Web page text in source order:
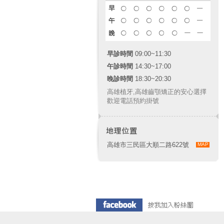
早診時間 09:00~11:30
午診時間 14:30~17:00
晚診時間 18:30~20:30
高雄植牙,高雄齒顎矯正的安心選擇
歡迎電話預約掛號
MAP
高雄市三民區大順二路622號